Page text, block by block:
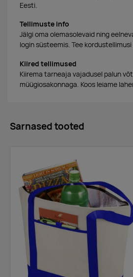
Eesti.
Tellimuste info
Jälgi oma olemasolevaid ning
login süsteemis. Tee
Kiired tellimused
Kiirema tarneaja vajadusel palun
müügiosakonnaga. Koos leiame
Sarnased tooted